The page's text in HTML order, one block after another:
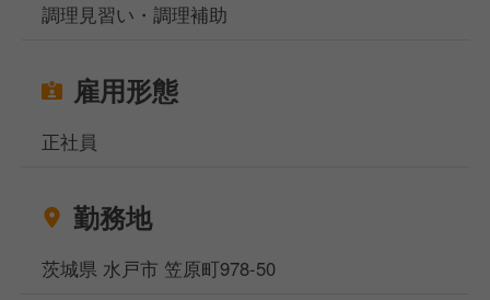
調理見習い・調理補助
雇用形態
正社員
勤務地
茨城県 水戸市 笠原町978-50